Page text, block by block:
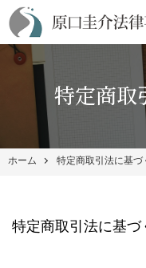
特定商取
ホーム 特定商取引法に基づ
特定商取引法に基づ